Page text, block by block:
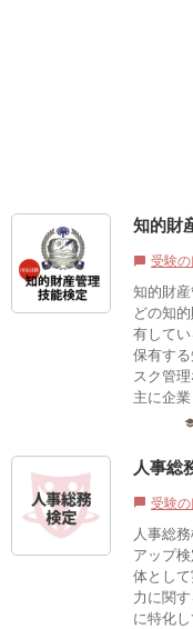
知的財
chat_bubble 受験
知的財
どの知
有して
保有す
スク管
主に企
人事総
chat_bubble 受験
人事総
アップ
体とし
力に関
に特化